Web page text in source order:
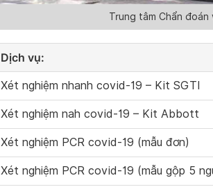
Trung tâm Chẩn
Dịch vụ:
Xét nghiệm nhanh covid-19 – Kit SGTI
Xét nghiệm nah covid-19 – Kit Abbott
Xét nghiệm PCR covid-19 (mẫu đơn)
Xét nghiệm PCR covid-19 (mẫu gộp 5